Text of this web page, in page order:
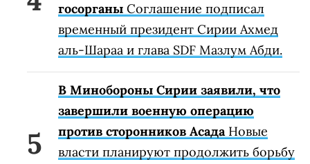
госорганы Соглашение подписал
временный президент Сирии Ахмед
аль-Шараа и глава SDF Мазлум Абди.
В Минобороны Сирии заявили, что
завершили военную операцию
против сторонников АсадаНовые
власти планируют продолжить борьбу